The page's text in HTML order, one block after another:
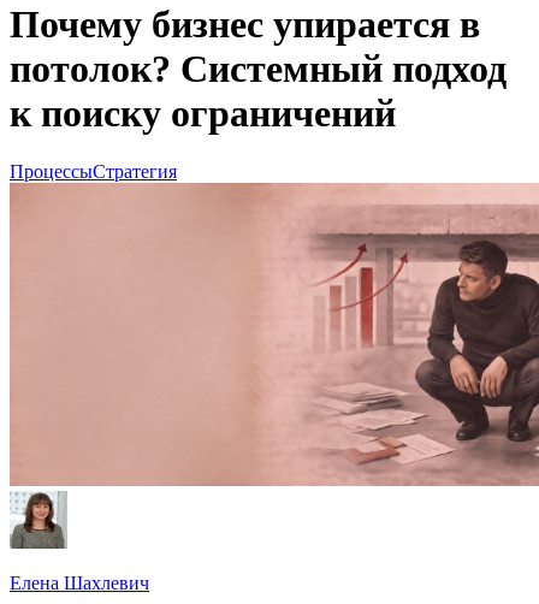
Почему бизнес упирается в
потолок? Системный подход
к поиску ограничений
ПроцессыСтратегия
Елена Шахлевич